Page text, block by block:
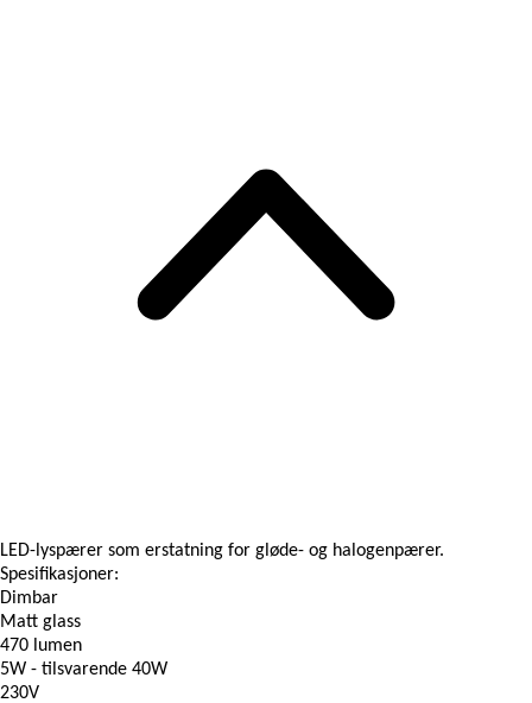
LED-lyspærer som erstatning for gløde- og halogenpærer.
Spesifikasjoner:
Dimbar
Matt glass
470 lumen
5W - tilsvarende 40W
230V